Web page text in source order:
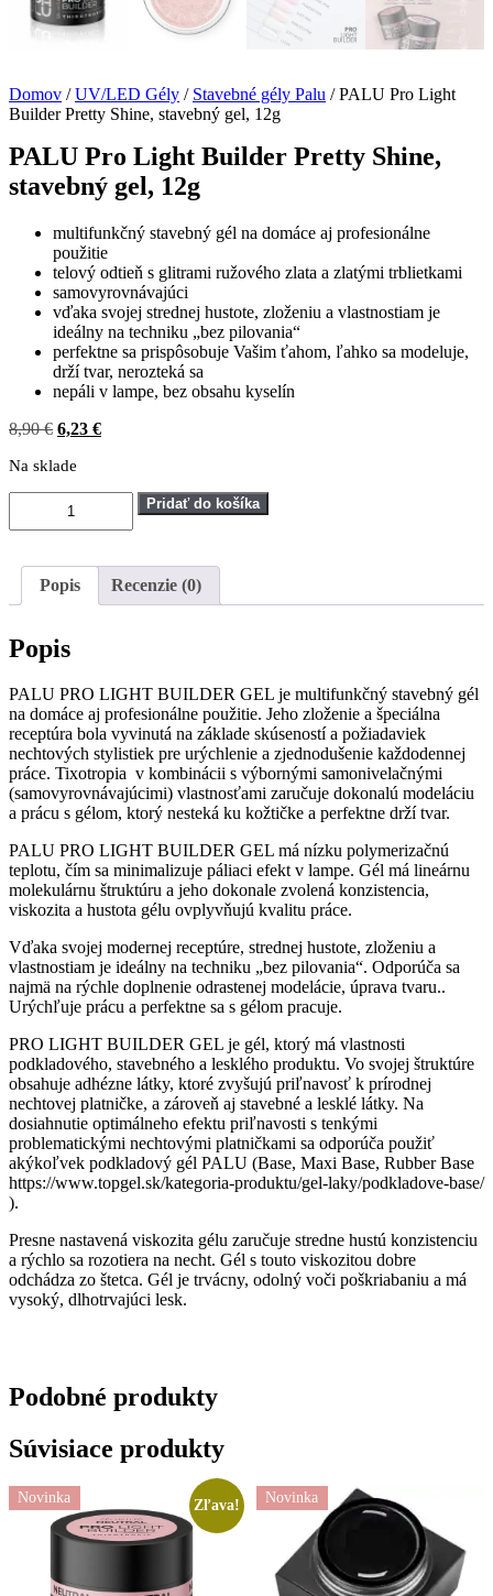
Domov /UV/LED Gély / Stavebné gély Palu / PALU Pro Light
Builder Pretty Shine, stavebný gel, 12g
PALU Pro Light Builder Pretty Shine,
stavebný gel, 12g
multifunkčný stavebný gél na domáce aj profesionálne
použitie
telový odtieň s glitrami ružového zlata a zlatými trblietkami
samovyrovnávajúci
vďaka svojej strednej hustote, zloženiu a vlastnostiam je
ideálny na techniku „bez pilovania“
perfektne sa prispôsobuje Vašim ťahom, ľahko sa modeluje,
drží tvar, nerozteká sa
nepáli v lampe, bez obsahu kyselín
8,90€ Pôvodná
bola:
6,23 €Aktuálna
Na sklade
Builder
Pretty
stavebný
gel,
Pridať do košíka
Popis Recenzie (0)
Popis
PALU PRO LIGHT BUILDER GEL je multifunkčný stavebný gél
na domáce aj profesionálne použitie. Jeho zloženie a špeciálna
receptúra bola vyvinutá na základe skúseností a požiadaviek
nechtových stylistiek pre urýchlenie a zjednodušenie každodennej
práce. Tixotropia v kombinácii s výbornými samonivelačnými
(samovyrovnávajúcimi) vlastnosťami zaručuje dokonalú modeláciu
a prácu s gélom, ktorý nesteká ku kožtičke a perfektne drží tvar.
PALU PRO LIGHT BUILDER GEL má nízku polymerizačnú
teplotu, čím sa minimalizuje páliaci efekt v lampe. Gél má lineárnu
molekulárnu štruktúru a jeho dokonale zvolená konzistencia,
viskozita a hustota gélu ovplyvňujú kvalitu práce.
Vďaka svojej modernej receptúre, strednej hustote, zloženiu a
vlastnostiam je ideálny na techniku „bez pilovania“. Odporúča sa
najmä na rýchle doplnenie odrastenej modelácie, úprava tvaru..
Urýchľuje prácu a perfektne sa s gélom pracuje.
PRO LIGHT BUILDER GEL je gél, ktorý má vlastnosti
podkladového, stavebného a lesklého produktu. Vo svojej štruktúre
obsahuje adhézne látky, ktoré zvyšujú priľnavosť k prírodnej
nechtovej platničke, a zároveň aj stavebné a lesklé látky. Na
dosiahnutie optimálneho efektu priľnavosti s tenkými
problematickými nechtovými platničkami sa odporúča použiť
akýkoľvek podkladový gél PALU (Base, Maxi Base, Rubber Base
https://www.topgel.sk/kategoria-produktu/gel-laky/podkladove-base/
).
Presne nastavená viskozita gélu zaručuje stredne hustú konzistenciu
a rýchlo sa rozotiera na necht. Gél s touto viskozitou dobre
odchádza zo štetca. Gél je trvácny, odolný voči poškriabaniu a má
vysoký, dlhotrvajúci lesk.
Podobné produkty
Súvisiace produkty
Zľava!
Novinka Novinka